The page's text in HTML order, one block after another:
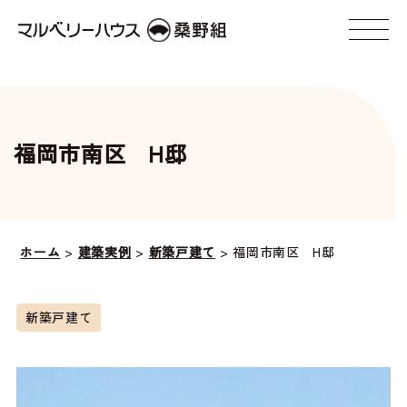
福岡市南区 H邸
ホーム > 建築実例 > 新築戸建て >福岡市南区 H邸
新築戸建て